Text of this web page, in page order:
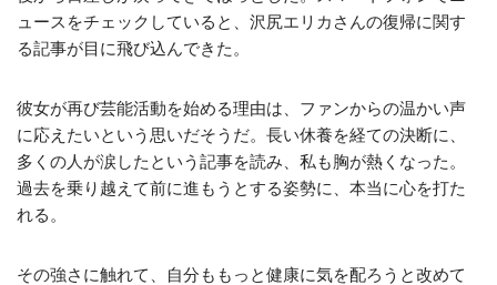
ュースをチェックしていると、沢尻エリカさんの復帰に関す
る記事が目に飛び込んできた。
彼女が再び芸能活動を始める理由は、ファンからの温かい声
に応えたいという思いだそうだ。長い休養を経ての決断に、
多くの人が涙したという記事を読み、私も胸が熱くなった。
過去を乗り越えて前に進もうとする姿勢に、本当に心を打た
れる。
その強さに触れて、自分ももっと健康に気を配ろうと改めて